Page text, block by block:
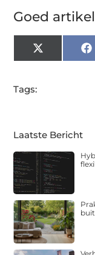
Goed
X
(Twitter)
Tags:
Laatste Bericht